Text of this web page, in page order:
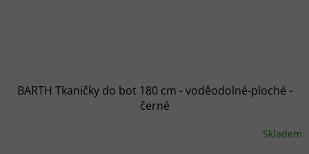
BARTH Tkaničky do bot 180 cm - voděodolné-ploché -
černé
Skladem